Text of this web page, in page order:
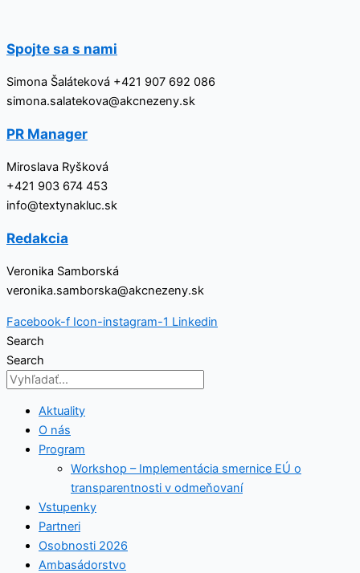
obsah
Spojte sa s nami
Simona Šaláteková +421 907 692 086
simona.salatekova@akcnezeny.sk
PR Manager
Miroslava Ryšková
+421 903 674 453
info@textynakluc.sk
Redakcia
Veronika Samborská
veronika.samborska@akcnezeny.sk
Facebook-f Icon-instagram-1 Linkedin
Search
Search
Aktuality
O nás
Program
Workshop – Implementácia smernice EÚ o
transparentnosti v odmeňovaní
Vstupenky
Partneri
Osobnosti 2026
Ambasádorstvo